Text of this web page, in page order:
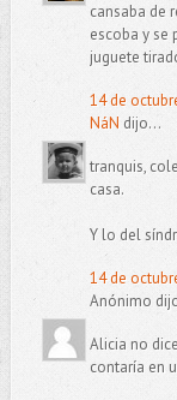
cansaba de
escoba y se
juguete
14 de
NáN dijo...
tranquis,
casa.
Y lo del
14 de
Anónimo
Alicia no
contaría en